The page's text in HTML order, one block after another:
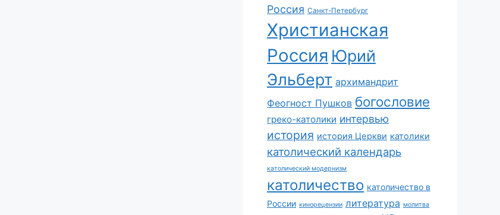
Россия Санкт-Петербург
Христианская
Россия Юрий
Эльберт архимандрит
Феогност Пушков богословие
греко-католики интервью
история история Церкви католики
католический календарь
католический модернизм
католичество католичество в
России кинорецензии литература молитва